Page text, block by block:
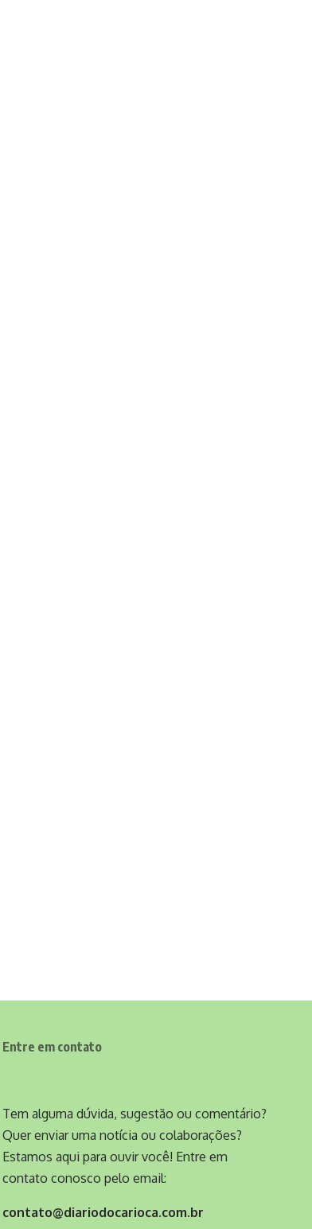
Entre em contato
Tem alguma dúvida, sugestão ou comentário?
Quer enviar uma notícia ou colaborações?
Estamos aqui para ouvir você! Entre em
contato conosco pelo email:
contato@diariodocarioca.com.br